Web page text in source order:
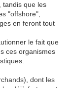
tandis que les
"offshore",
en feront tout
le fait que
ces organismes
dont les